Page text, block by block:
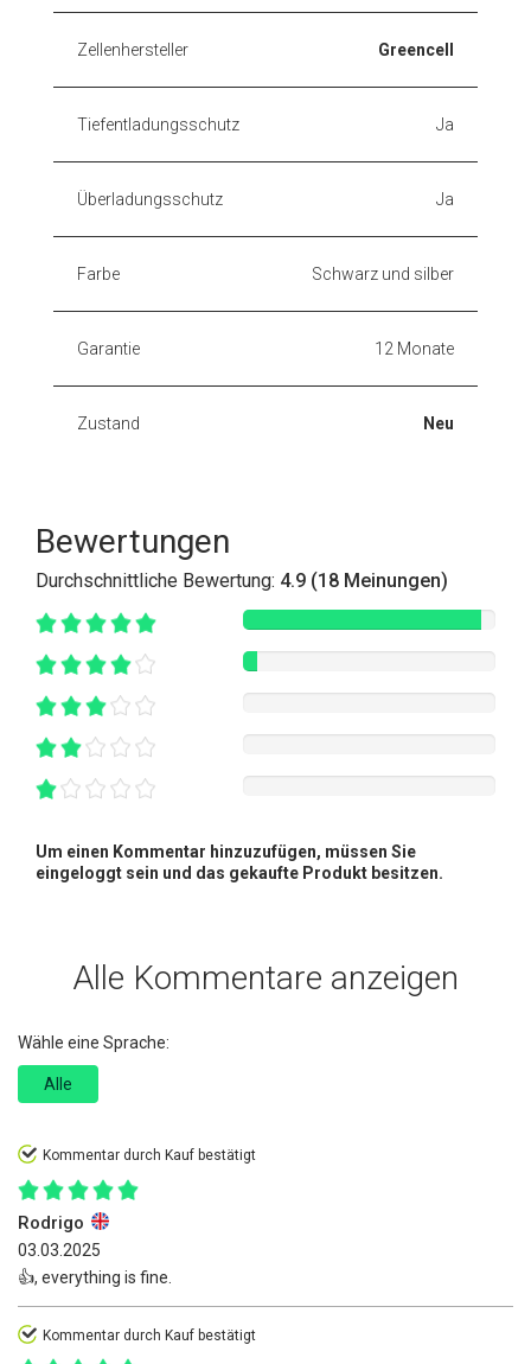
Zellenhersteller Greencell
Tiefentladungsschutz Ja
Überladungsschutz Ja
Farbe Schwarz und silber
Garantie 12 Monate
Zustand Neu
Bewertungen
Durchschnittliche Bewertung: 4.9 (18 Meinungen)
Um einen Kommentar hinzuzufügen, müssen Sie
eingeloggt sein und das gekaufte Produkt besitzen.
Alle Kommentare anzeigen
Wähle eine Sprache:
Alle
Kommentar durch Kauf bestätigt
Rodrigo
03.03.2025
👍, everything is fine.
Kommentar durch Kauf bestätigt